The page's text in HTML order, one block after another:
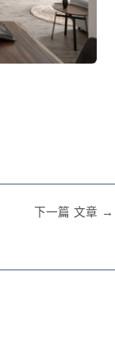
下一篇 文章 →